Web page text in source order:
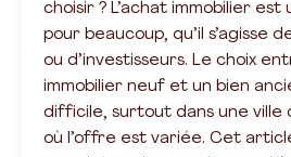
choisir ? L’achat immobilier
pour beaucoup, qu’il s’agisse
ou d’investisseurs. Le choix
immobilier neuf et un bien
difficile, surtout dans une ville
où l’offre est variée. Cet